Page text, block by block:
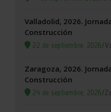
Valladolid, 2026.
Construcción
22 de septiembre, 2026/
Zaragoza, 2026.
Construcción
24 de septiembre, 2026/